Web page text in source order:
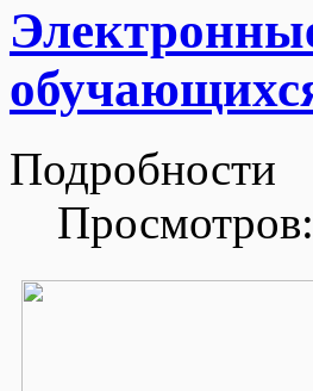
Подробности